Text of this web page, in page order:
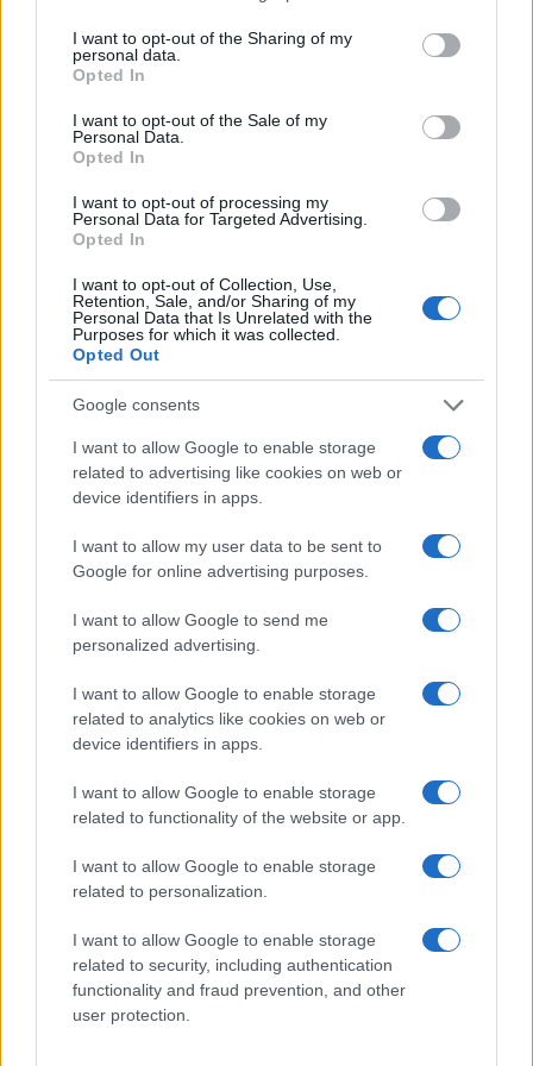
not limited to your visit or usage behaviour. You may click to
grant or deny consent to Google and its third-party tags to
use your data for below specified purposes in below Google
consent section.
I want to opt-out of the Sharing of my
personal data.
Opted In
I want to opt-out of the Sale of my
Personal Data.
Opted In
I want to opt-out of processing my
Personal Data for Targeted Advertising.
Opted In
I want to opt-out of Collection, Use,
Retention, Sale, and/or Sharing of my
Personal Data that Is Unrelated with the
Purposes for which it was collected.
Opted Out
Google consents
I want to allow Google to enable storage
related to advertising like cookies on web or
device identifiers in apps.
I want to allow my user data to be sent to
Google for online advertising purposes.
I want to allow Google to send me
personalized advertising.
I want to allow Google to enable storage
related to analytics like cookies on web or
device identifiers in apps.
I want to allow Google to enable storage
related to functionality of the website or app.
I want to allow Google to enable storage
related to personalization.
I want to allow Google to enable storage
related to security, including authentication
functionality and fraud prevention, and other
user protection.
Paolo Pinna
I nostri cari
I nostri cari
I nostri cari
Giovannimaria Cabras
Invia un Comunicato Stampa| Pubblicità Segnala
Vuoi rimanere sempre aggiornato?
Iscriviti alla newsletter di Gallura Oggi e ricevi le nostre
email periodiche contenenti le ultime notizie pubblicate
sul sito web!